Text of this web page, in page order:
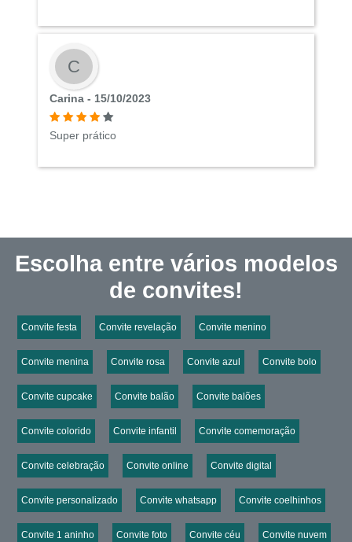
C
Carina - 15/10/2023
Super prático
Escolha entre vários modelos
de convites!
Convite festa Convite revelação Convite menino
Convite menina Convite rosa Convite azul Convite bolo
Convite cupcake Convite balão Convite balões
Convite colorido Convite infantil Convite comemoração
Convite celebração Convite online Convite digital
Convite personalizado Convite whatsapp Convite coelhinhos
Convite 1 aninho Convite foto Convite céu Convite nuvem